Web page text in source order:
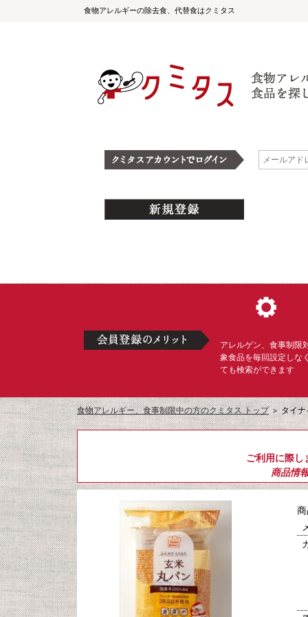
食物アレルギーの除去食、代替食はクミタス
アレルゲン、食事制限
象食品を毎回設定しな
ても検索ができます
食物アレルギー、食事制限中の方のクミタス トップ＞タイ
ご利用に際し
商品情